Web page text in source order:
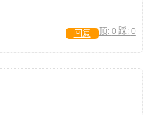
顶: 0 踩: 0
回复